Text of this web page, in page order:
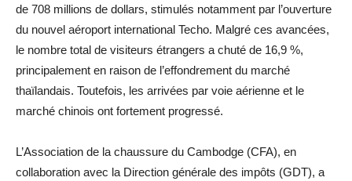
de 708 millions de dollars, stimulés notamment par l’ouverture
du nouvel aéroport international Techo. Malgré ces avancées,
le nombre total de visiteurs étrangers a chuté de 16,9 %,
principalement en raison de l’effondrement du marché
thaïlandais. Toutefois, les arrivées par voie aérienne et le
marché chinois ont fortement progressé.
L’Association de la chaussure du Cambodge (CFA), en
collaboration avec la Direction générale des impôts (GDT), a